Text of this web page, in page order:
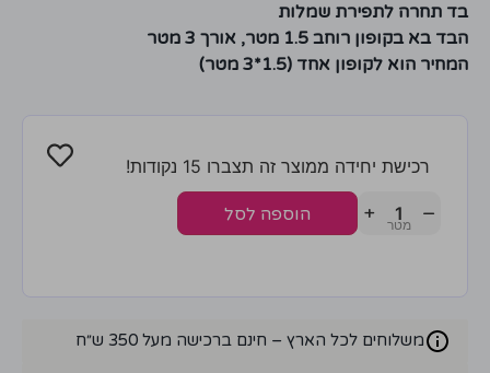
בד תחרה לתפירת שמלות
הבד בא בקופון רוחב 1.5 מטר, אורך 3 מטר
המחיר הוא לקופון אחד (1.5*3 מטר)
רכישת יחידה ממוצר זה תצברו 15 נקודות!
−
+ הוספה לסל
משלוחים לכל הארץ – חינם ברכישה מעל 350 ש״ח